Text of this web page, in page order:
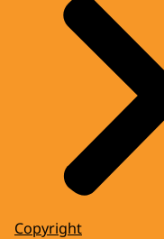
Copyright